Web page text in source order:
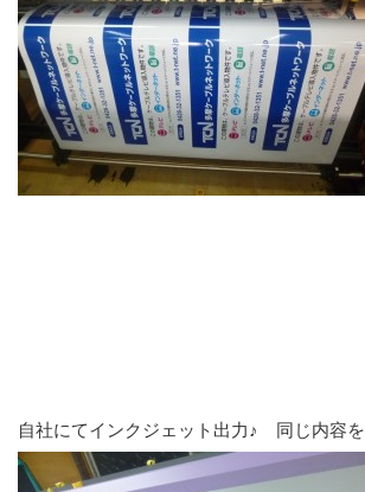
自社にてインクジェット出力♪ 同じ内容を